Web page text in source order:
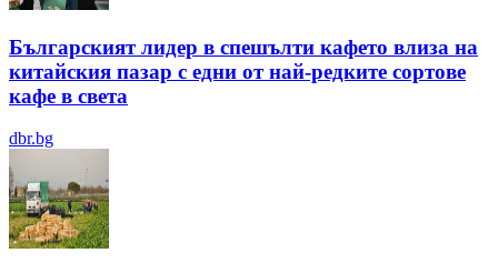
Българският лидер в спешълти кафето влиза на
китайския пазар с едни от най-редките сортове
кафе в света
dbr.bg